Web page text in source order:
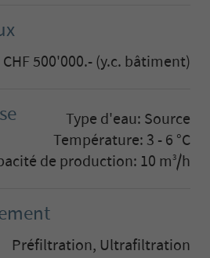
CHF 500'000.- (y.c. bâtiment)
Type d'eau: Source
Température: 3 - 6 °C
de production: 10 m3/h
Préfiltration, Ultrafiltration